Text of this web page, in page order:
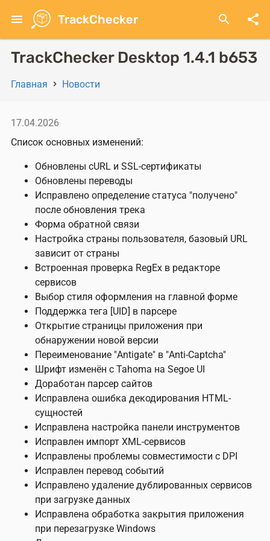
основному
содержанию
menu TrackChecker share
search
TrackChecker Desktop 1.4.1 b653
навигации
Главная Новости
17.04.2026
Список основных изменений:
Обновлены cURL и SSL-сертификаты
Обновлены переводы
Исправлено определение статуса "получено"
после обновления трека
Форма обратной связи
Настройка страны пользователя, базовый URL
зависит от страны
Встроенная проверка RegEx в редакторе
сервисов
Выбор стиля оформления на главной форме
Поддержка тега [UID] в парсере
Открытие страницы приложения при
обнаружении новой версии
Переименование "Antigate" в "Anti-Captcha"
Шрифт изменён с Tahoma на Segoe UI
Доработан парсер сайтов
Исправлена ошибка декодирования HTML-
сущностей
Исправлена настройка панели инструментов
Исправлен импорт XML-сервисов
Исправлены проблемы совместимости с DPI
Исправлен перевод событий
Исправлено удаление дублированных сервисов
при загрузке данных
Исправлена обработка закрытия приложения
при перезагрузке Windows